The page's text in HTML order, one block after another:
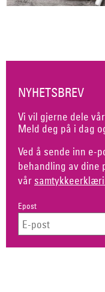
NYHETSBREV
Vi vil gjerne dele
Meld deg på i dag
Ved å sende inn e-
behandling av dine
vår
Epost